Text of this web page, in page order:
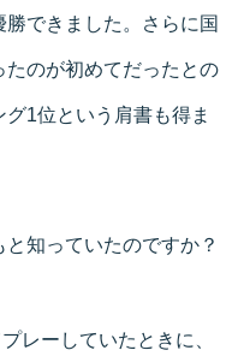
できました。さらに国
のが初めてだったとの
1位という肩書も得ま
知っていたのですか？
レーしていたときに、